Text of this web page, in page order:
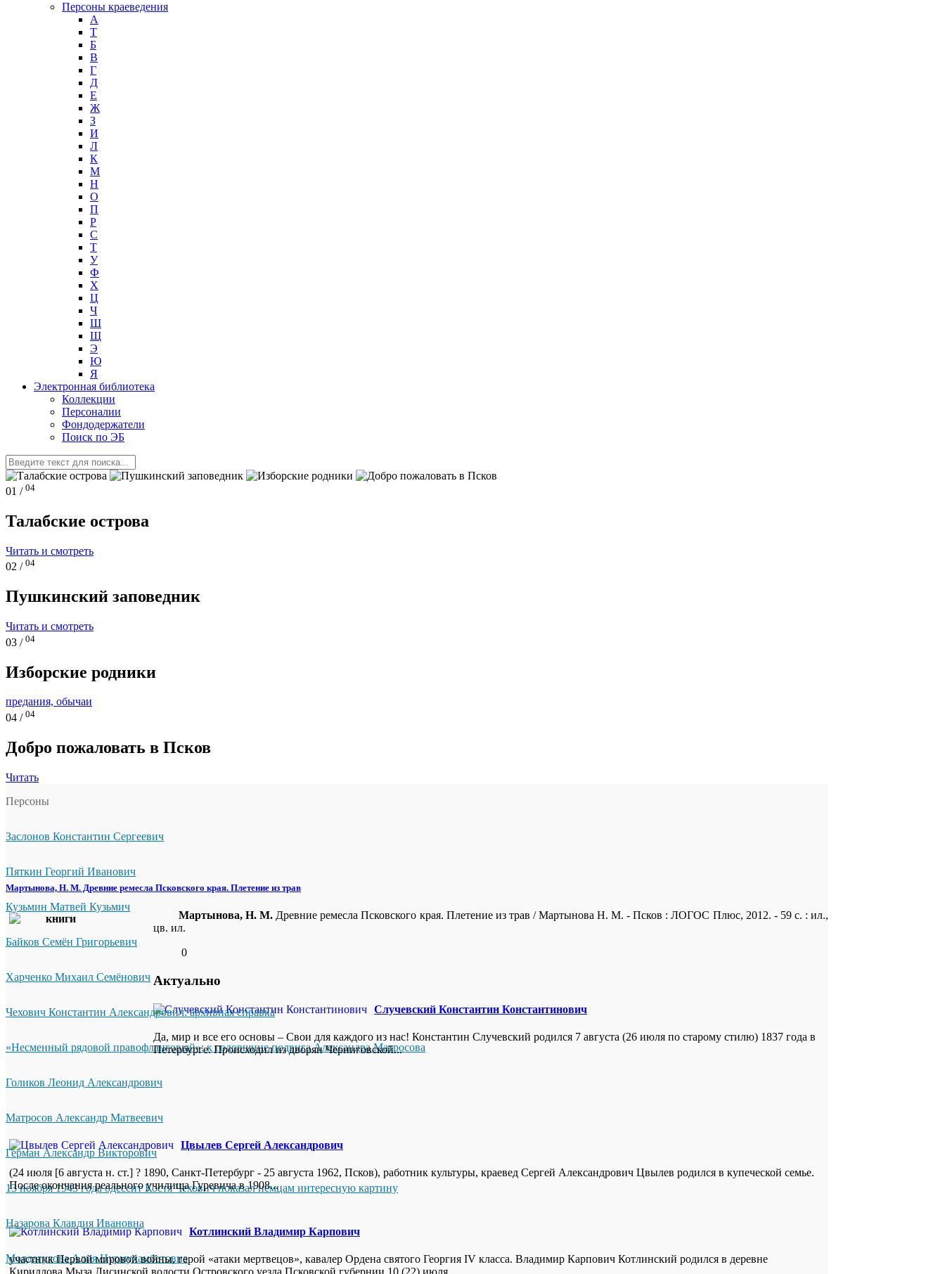
Персоны краеведения
А
T
Б
В
Г
Д
Е
Ж
З
И
Л
К
М
Н
О
П
Р
С
Т
У
Ф
Х
Ц
Ч
Ш
Щ
Э
Ю
Я
Электронная библиотека
Коллекции
Персоналии
Фондодержатели
Поиск по ЭБ
01 / 04
Талабские острова
Читать и смотреть
02 / 04
Пушкинский заповедник
Читать и смотреть
03 / 04
Изборские родники
предания, обычаи
04 / 04
Добро пожаловать в Псков
Читать
Персоны
Заслонов Константин Сергеевич
Пяткин Георгий Иванович
Кузьмин Матвей Кузьмич
Байков Семён Григорьевич
Харченко Михаил Семёнович
Чехович Константин Александрович: архивная справка
«Несменный рядовой правофланговый»: к годовщине подвига Александра Матросова
Голиков Леонид Александрович
Матросов Александр Матвеевич
Герман Александр Викторович
13 ноября 1943 года одессит Костя Чехович показал немцам интересную картину
Назарова Клавдия Ивановна
Молдагулова Алия Нурмухамбетовна
Мартынова, Н. М. Древние ремесла Псковского края. Плетение из трав
Мартынова, Н. М. Древние ремесла Псковского края. Плетение из трав / Мартынова Н. М. - Псков : ЛОГОС Плюс, 2012. - 59 с. : ил.,
цв. ил.
0
Актуально
Случевский Константин Константинович
Да, мир и все его основы – Свои для каждого из нас! Константин Случевский родился 7 августа (26 июля по старому стилю) 1837 года в
Петербурге. Происходил из дворян Черниговской...
Цвылев Сергей Александрович
(24 июля [6 августа н. ст.] ? 1890, Санкт-Петербург - 25 августа 1962, Псков), работник культуры, краевед Сергей Александрович Цвылев родился в купеческой семье.
После окончания реального училища Гуревича в 1908...
Котлинский Владимир Карпович
участник Первой мировой войны, герой «атаки мертвецов», кавалер Ордена святого Георгия IV класса. Владимир Карпович Котлинский родился в деревне
Кириллова Мыза Лисинской волости Островского уезда Псковской губернии 10 (22) июля...